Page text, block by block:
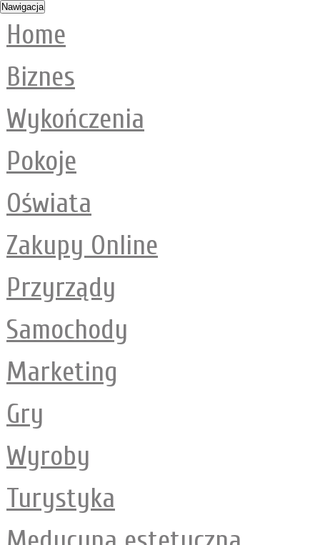
Nawigacja
Home
Biznes
Wykończenia
Pokoje
Oświata
Zakupy Online
Przyrządy
Samochody
Marketing
Gry
Wyroby
Turystyka